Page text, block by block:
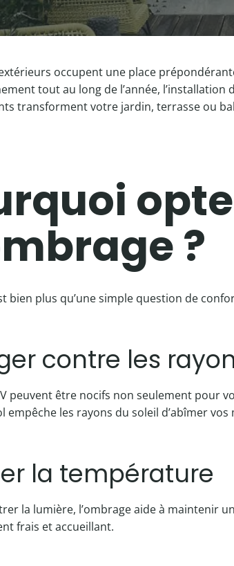
occupent une place
tout au long de l’année,
transforment votre jardin, terrasse ou
?
bien plus qu’une simple question de
contre les
peuvent être nocifs non seulement pour
empêche les rayons du soleil d’abîmer
la température
la lumière, l’ombrage aide à maintenir
frais et accueillant.